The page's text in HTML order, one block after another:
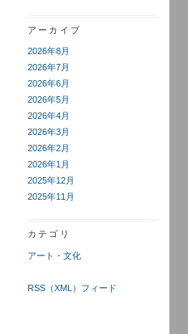
アーカイブ
2026年8月
2026年7月
2026年6月
2026年5月
2026年4月
2026年3月
2026年2月
2026年1月
2025年12月
2025年11月
カテゴリ
アート・文化
RSS（XML）フィード